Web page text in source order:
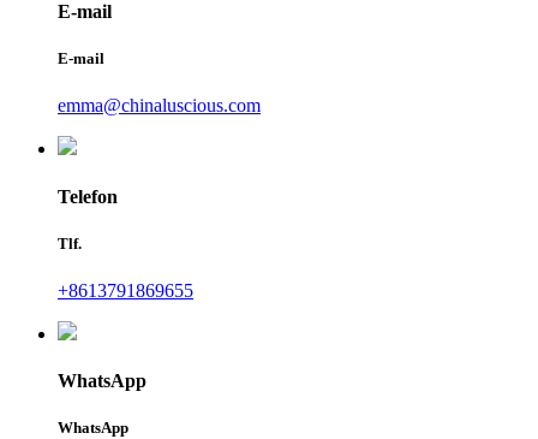
E-mail
E-mail
emma@chinaluscious.com
Telefon
Tlf.
+8613791869655
WhatsApp
WhatsApp